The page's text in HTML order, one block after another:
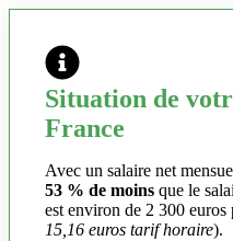
Situation de
France
Avec un salaire net
53 % de moins que le
est environ de 2 300
15,16 euros tarif horaire).